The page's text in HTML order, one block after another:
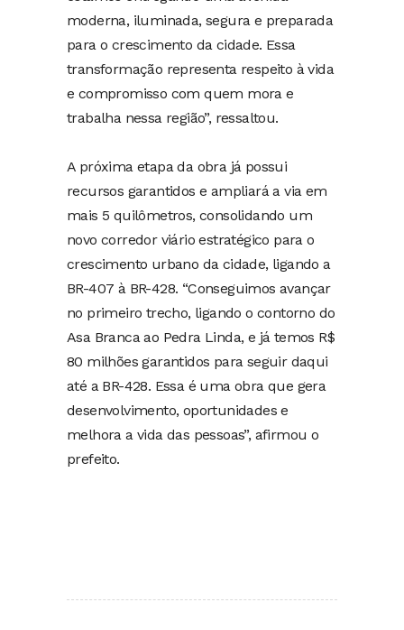
moderna, iluminada, segura e preparada
para o crescimento da cidade. Essa
transformação representa respeito à vida
e compromisso com quem mora e
trabalha nessa região”, ressaltou.
A próxima etapa da obra já possui
recursos garantidos e ampliará a via em
mais 5 quilômetros, consolidando um
novo corredor viário estratégico para o
crescimento urbano da cidade, ligando a
BR-407 à BR-428. “Conseguimos avançar
no primeiro trecho, ligando o contorno do
Asa Branca ao Pedra Linda, e já temos R$
80 milhões garantidos para seguir daqui
até a BR-428. Essa é uma obra que gera
desenvolvimento, oportunidades e
melhora a vida das pessoas”, afirmou o
prefeito.